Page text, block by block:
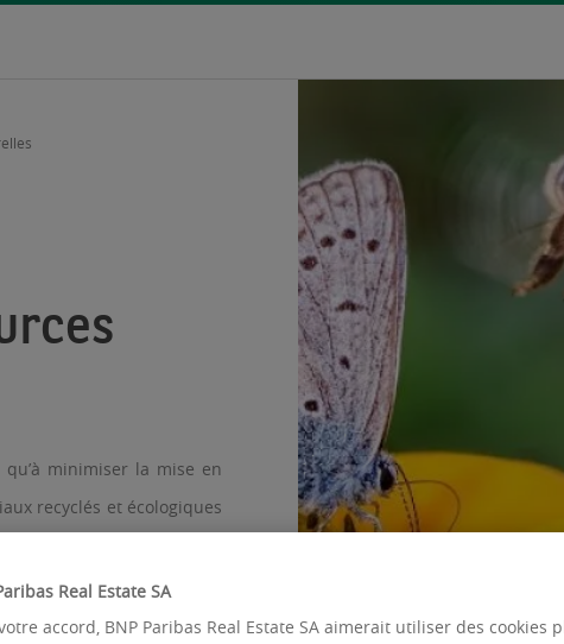
minimiser la mise en
recyclés et écologiques
Real Estate SA
accord, BNP Paribas Real Estate SA aimerait utiliser des cookies